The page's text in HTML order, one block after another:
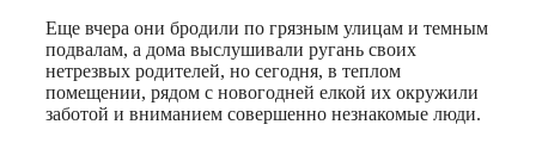
Еще вчера они бродили по грязным улицам и темным
подвалам, а дома выслушивали ругань своих
нетрезвых родителей, но сегодня, в теплом
помещении, рядом с новогодней елкой их окружили
заботой и вниманием совершенно незнакомые люди.